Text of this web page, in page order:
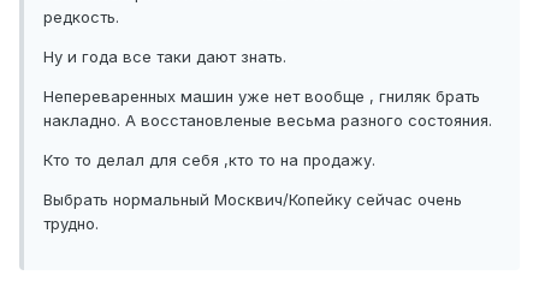
редкость.
Ну и года все таки дают знать.
Непереваренных машин уже нет вообще , гниляк брать
накладно. А восстановленые весьма разного состояния.
Кто то делал для себя ,кто то на продажу.
Выбрать нормальный Москвич/Копейку сейчас очень
трудно.